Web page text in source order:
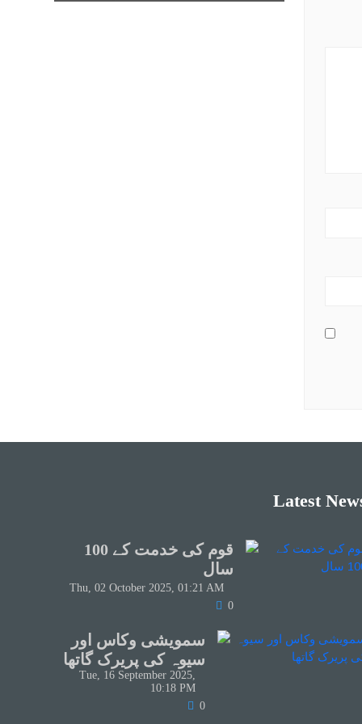
Latest
قوم کی خدمت کے 100
سال
Thu, 02 October 2025, 01:21 AM
0
سمویشی وکاس اور
سیوہ کی پریرک گاتھا
Tue, 16 September 2025,
10:18 PM
0